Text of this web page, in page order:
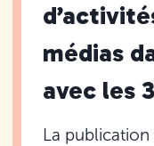
médias
avec les
La